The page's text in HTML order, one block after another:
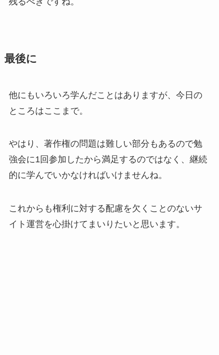
最後に
他にもいろいろ学んだことはありますが、今日の
ところはここまで。
やはり、著作権の問題は難しい部分もあるので勉
強会に1回参加したから満足するのではなく、継続
的に学んでいかなければいけませんね。
これからも権利に対する配慮を欠くことのないサ
イト運営を心掛けてまいりたいと思います。